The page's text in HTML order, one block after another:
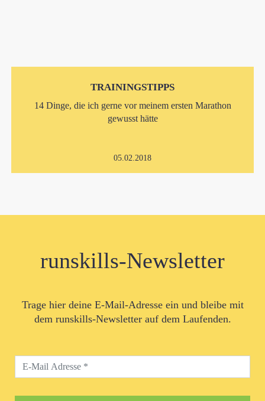
TRAININGSTIPPS
14 Dinge, die ich gerne vor meinem ersten Marathon
gewusst hätte
05.02.2018
runskills-Newsletter
Trage hier deine E-Mail-Adresse ein und bleibe mit
dem runskills-Newsletter auf dem Laufenden.